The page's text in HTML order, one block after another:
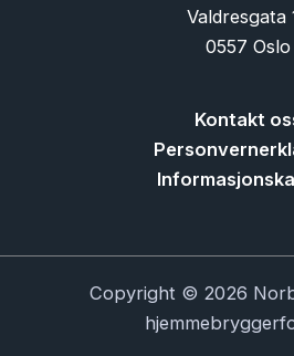
Valdresgata
0557 Oslo
Kontakt
Copyright © 2026